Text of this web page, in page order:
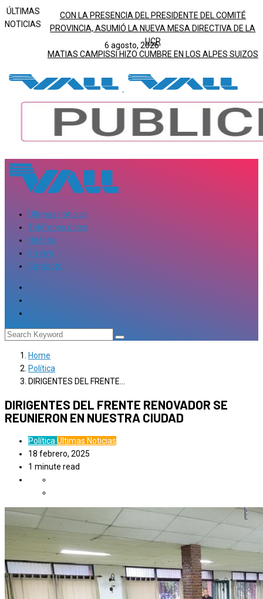
ÚLTIMAS
NOTICIAS
CON LA PRESENCIA DEL PRESIDENTE DEL COMITÉ
PROVINCIA, ASUMIÓ LA NUEVA MESA DIRECTIVA DE LA
UCR
MATIAS CAMPISSI HIZO CUMBRE EN LOS ALPES SUIZOS
6 agosto, 2026
Últimas noticias
Teléfonos útiles
Historia
En vivo
Contacto
Home
Política
DIRIGENTES DEL FRENTE…
DIRIGENTES DEL FRENTE RENOVADOR SE
REUNIERON EN NUESTRA CIUDAD
PolíticaUltimas Noticias
18 febrero, 2025
1 minute read